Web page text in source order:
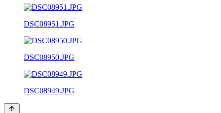
DSC08951.JPG
DSC08950.JPG
DSC08949.JPG